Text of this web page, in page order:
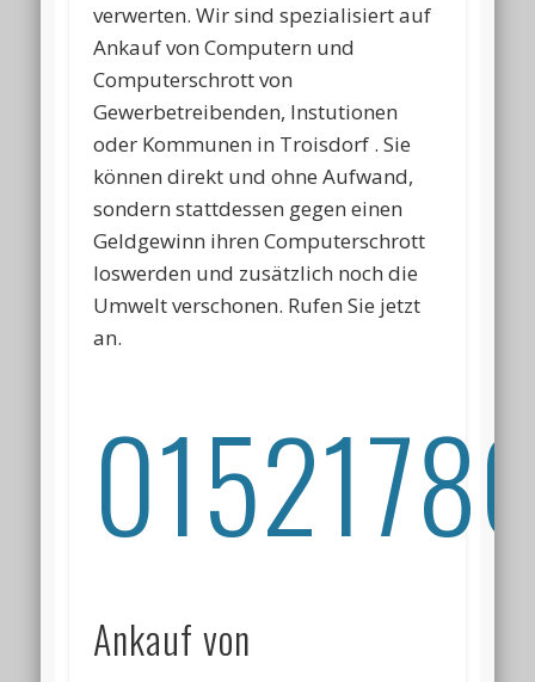
verwerten. Wir sind spezialisiert auf
Ankauf von Computern und
Computerschrott von
Gewerbetreibenden, Instutionen
oder Kommunen in Troisdorf . Sie
können direkt und ohne Aufwand,
sondern stattdessen gegen einen
Geldgewinn ihren Computerschrott
loswerden und zusätzlich noch die
Umwelt verschonen. Rufen Sie jetzt
an.
Ankauf von